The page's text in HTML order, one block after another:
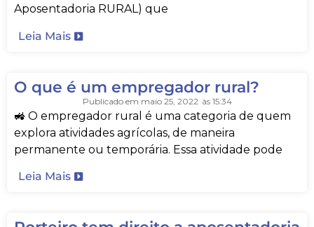
Aposentadoria RURAL) que
Leia Mais
O que é um empregador rural?
Publicado em maio 25, 2022 às 15:34
🚜 O empregador rural é uma categoria de quem
explora atividades agrícolas, de maneira
permanente ou temporária. Essa atividade pode
Leia Mais